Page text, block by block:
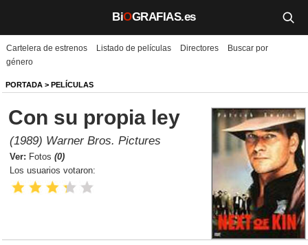
BiOGRAFIAS.es
Biografías
Películas
TV
Música
Un día como hoy
Cartelera de estrenos Listado de películas Directores
Buscar por
género
PORTADA > PELÍCULAS
Con su propia ley
(1989) Warner Bros. Pictures
Ver: Fotos (0)
Los usuarios votaron: